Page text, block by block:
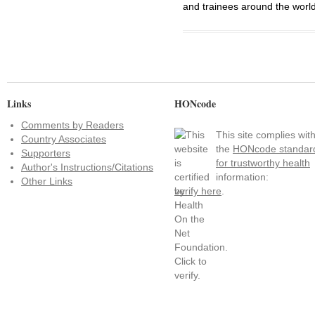
and trainees around the
Links
Comments by Readers
Country Associates
Supporters
Author's Instructions/Citations
Other Links
HONcode
This site complies with
the HONcode
for trustworthy health
information:
verify here.